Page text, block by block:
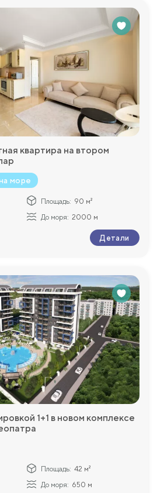
квартира на втором
море
Площадь: 90 м²
До моря: 2000 м
Детали
1+1 в новом комплексе
Площадь: 42 м²
До моря: 650 м